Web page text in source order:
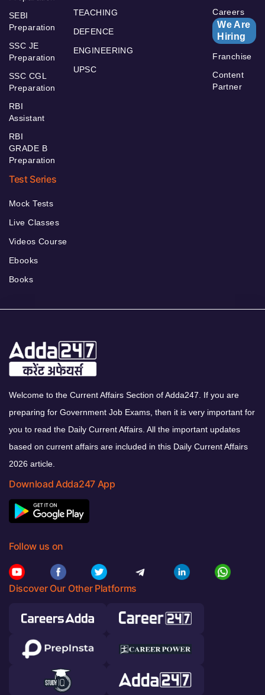
SEBI
Preparation
SSC JE
Preparation
SSC CGL
Preparation
RBI
Assistant
RBI
GRADE B
Preparation
TEACHING
DEFENCE
ENGINEERING
UPSC
Careers
We Are
Hiring
Franchise
Content
Partner
Test Series
Mock Tests
Live Classes
Videos Course
Ebooks
Books
Welcome to the Current Affairs Section of Adda247. If you are
preparing for Government Job Exams, then it is very important for
you to read the Daily Current Affairs. All the important updates
based on current affairs are included in this Daily Current Affairs
2026 article.
Download Adda247 App
Follow us on
Discover Our Other Platforms